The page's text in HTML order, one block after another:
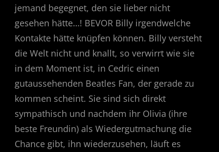
jemand begegnet, den sie lieber nicht
gesehen hätte…! BEVOR Billy irgendwelche
Kontakte hätte knüpfen können. Billy versteht
die Welt nicht und knallt, so verwirrt wie sie
in dem Moment ist, in Cedric einen
gutaussehenden Beatles Fan, der gerade zu
kommen scheint. Sie sind sich direkt
sympathisch und nachdem ihr Olivia (ihre
beste Freundin) als Wiedergutmachung die
Chance gibt, ihn wiederzusehen, läuft es